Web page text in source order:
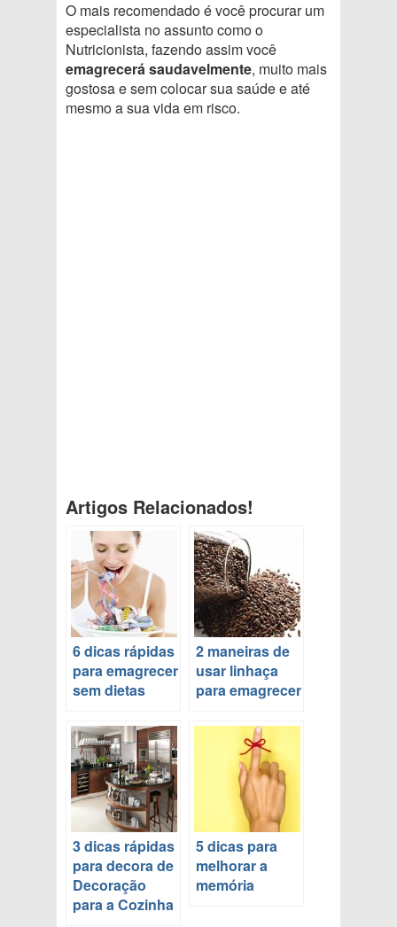
O mais recomendado é você procurar um
especialista no assunto como o
Nutricionista, fazendo assim você
emagrecerásaudavelmente, muito mais
gostosa e sem colocar sua saúde e até
mesmo a sua vida em risco.
Artigos Relacionados!
6 dicas rápidas
para emagrecer
sem dietas
2 maneiras de
usar linhaça
para emagrecer
3 dicas rápidas
para decora de
Decoração
para a Cozinha
5 dicas para
melhorar a
memória